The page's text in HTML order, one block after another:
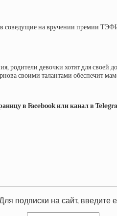
на вручении премии
девочки хотят для
своими талантами обеспечит
в Facebook или канал в
подписки на сайт, введите